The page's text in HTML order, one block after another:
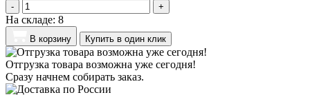
- +
На складе: 8
В корзину Купить в один клик
Отгрузка товара возможна уже сегодня!
Сразу начнем собирать заказ.